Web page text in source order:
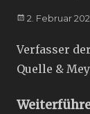
Posted
2. Februar
Verfasser
Quelle &